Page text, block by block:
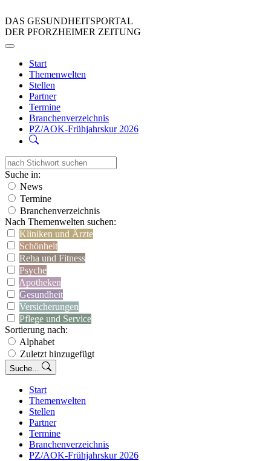
DAS GESUNDHEITSPORTAL
DER PFORZHEIMER ZEITUNG
Start
Themenwelten
Stellen
Partner
Termine
Branchenverzeichnis
PZ/AOK-Frühjahrskur 2026
Suche in:
News
Termine
Branchenverzeichnis
Nach Themenwelten suchen:
Kliniken und Ärzte
Schönheit
Reha und Fitness
Psyche
Apotheken
Gesundheit
Versicherungen
Pflege und Service
Sortierung nach:
Alphabet
Zuletzt hinzugefügt
Suche...
Start
Themenwelten
Stellen
Partner
Termine
Branchenverzeichnis
PZ/AOK-Frühjahrskur 2026